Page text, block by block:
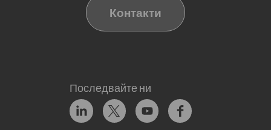
Контакти
Последвайте ни